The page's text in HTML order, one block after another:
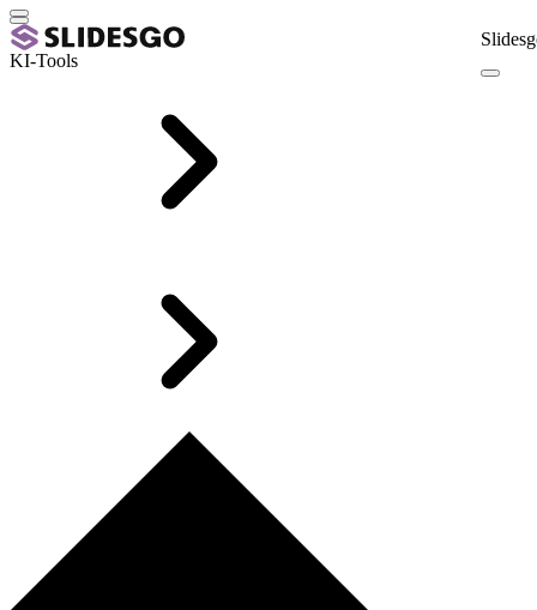
KI-Tools